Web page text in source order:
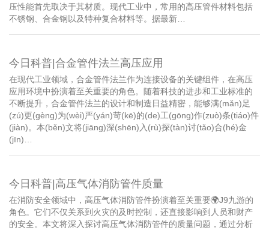
压性能首先取决于其材质。现代工业中，常用的高压管件材料包括
不锈钢、合金钢以及特种复合材料等。据最新…
今日科普|合金管件法兰高压应用
在现代工业领域，合金管件法兰作为连接设备的关键组件，在高压
应用环境中扮演着至关重要的角色。随着科技的进步和工业标准的
不断提升，合金管件法兰的设计和制造日益精密，能够满(mǎn)足
(zú)更(gèng)为(wèi)严(yán)苛(kē)的(de)工(gōng)作(zuò)条(tiáo)件
(jiàn)。本(běn)文将(jiāng)深(shēn)入(rù)探(tàn)讨(tǎo)合(hé)金
(jīn)…
今日科普|高压气体消防管件质量
在消防安全领域中，高压气体消防管件扮演着至关重要🌍J9九游的
角色。它们不仅关系到火灾的及时控制，还直接影响到人员和财产
的安全。本文将深入探讨高压气体消防管件的质量问题，通过分析